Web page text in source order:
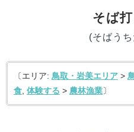
鳥取県フィルムコミッ
アクセス
会員ページ
そば
(そばう
〔エリア: 鳥取・岩美エリア >
食 体験する > 農林漁業〕